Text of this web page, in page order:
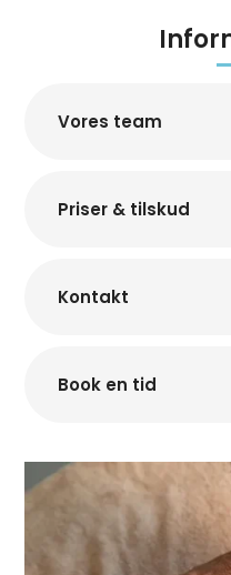
Vores team
Priser & tilskud
Kontakt
Book en tid